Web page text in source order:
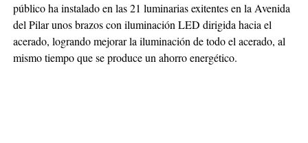
público ha instalado en las 21 luminarias exitentes en la Avenida
del Pilar unos brazos con iluminación LED dirigida hacia el
acerado, logrando mejorar la iluminación de todo el acerado, al
mismo tiempo que se produce un ahorro energético.